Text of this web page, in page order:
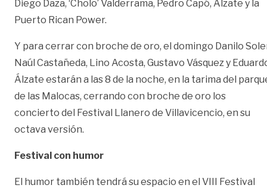
Diego Daza, ‘Cholo’ Valderrama, Pedro Capó, Alzate y la
Puerto Rican Power.
Y para cerrar con broche de oro, el domingo Danilo
Naúl Castañeda, Lino Acosta, Gustavo Vásquez y
Álzate estarán a las 8 de la noche, en la tarima del
de las Malocas, cerrando con broche de oro los
concierto del Festival Llanero de Villavicencio, en su
octava versión.
Festival con humor
El humor también tendrá su espacio en el VIII Festival